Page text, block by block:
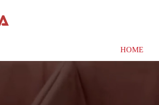
HOME